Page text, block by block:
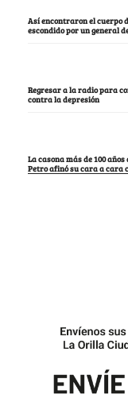
Así encontraron el cuerpo
escondido por un general
Regresar a la radio para
contra la depresión
La casona más de 100
Petro afinó su cara a cara